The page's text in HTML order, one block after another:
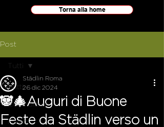
Torna alla home
Post
Tutti
Cocktailbar
Food
Tutti
🐼🎄Auguri di Buone
Feste da Städlin verso un
Städlin Roma
26 dic 2024